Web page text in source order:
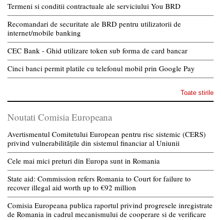
Termeni si conditii contractuale ale serviciului You BRD
Recomandari de securitate ale BRD pentru utilizatorii de
internet/mobile banking
CEC Bank - Ghid utilizare token sub forma de card bancar
Cinci banci permit platile cu telefonul mobil prin Google Pay
Toate stirile
Noutati Comisia Europeana
Avertismentul Comitetului European pentru risc sistemic (CERS)
privind vulnerabilitățile din sistemul financiar al Uniunii
Cele mai mici preturi din Europa sunt in Romania
State aid: Commission refers Romania to Court for failure to
recover illegal aid worth up to €92 million
Comisia Europeana publica raportul privind progresele inregistrate
de Romania in cadrul mecanismului de cooperare si de verificare